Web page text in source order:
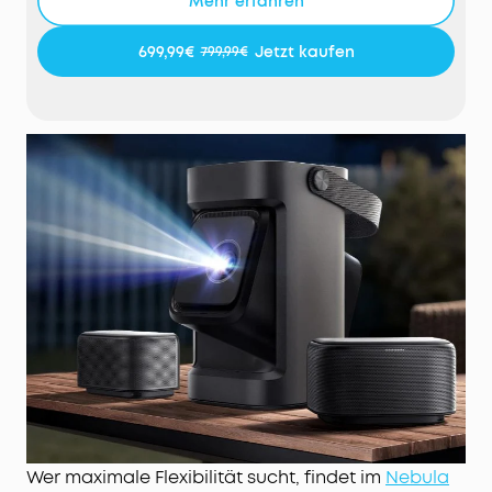
Mit 650
ANSI-Lumen und einer 1080p Full-HD-Auflösung
flüssige Bewegungen ermöglicht. Das vollständig
aus Metall gefertigte Laser-Optik-System
verbessert zudem die Wärmeableitung um 100%
und gewährleistet dadurch dauerhaft stabile,
klare Bildqualität.
Sofortige Anpassung & mühelose Wiedergabe:
IEA
4.0 Echtzeit-Autofokus und Trapezkorrektur
sorgen für Bildschärfe, während der bis zu 130°
verstellbare Weitwinkel mit integrierter
Doppelarmhalterung eine Deckenprojektion
ermöglicht. Das robuste Design verhindert
Bildverwacklungen.
Filmabende in Kinoqualität:Erlebe echtes Kino-
Feeling mit einer Projektionsgröße von bis zu 180
Zoll. Das kompakte Gehäuse wiegt nur 2,3kg und
699,99€ 799,99€ Jetzt kaufen
Wer maximale Flexibilität sucht, findet im Nebula